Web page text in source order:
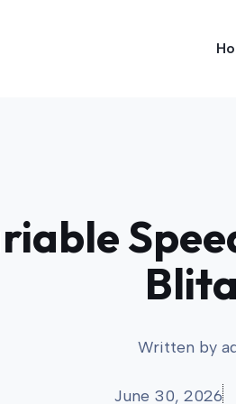
Written by
June 30, 2026